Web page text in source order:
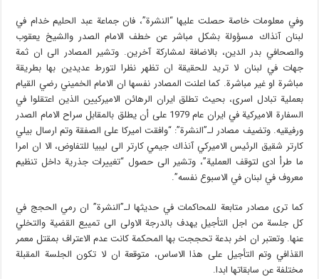
وفي معلومات خاصة حصلت عليها “النشرة”، فان جماعة عبد الحليم خدام في
لبنان آنذاك مسؤولة بشكل مباشر عن خطف الامام الصدر والشيخ يعقوب
والصحافي بدر الدين، بالاضافة لمشاركة آخرين. وتشير المصادر الى ان ثمة
جهات في لبنان لا تريد للحقيقة ان تظهر نظرا لتورط عديدين بها بطريقة
مباشرة او غير مباشرة. كما اعلنت المصادر نفسها ان الامام الخميني رضي القيام
بعملية تبادل اسرى، بحيث تطلق ايران الرهائن الاميركيين الذين اعتقلوا في
السفارة الاميركية في ايران عام 1979 على أن يطلق بالمقابل سراح الامام الصدر
ورفيقيه. وتضيف مصادر لـ”النشرة”: “وافقت اميركا على الصفقة وتم ارسال بيلي
كارتر شقيق الرئيس الاميركي آنذاك جيمي كارتر الى ليبيا للتفاوض، الا ان امرا
ما طرأ ادى لتوقف العملية”، وتشير الى حصول “تغييرات جذرية داخل تنظيم
معروف في لبنان في الاسبوع نفسه”.
كما ترى مصادر متابعة للمحاكمات في حديثها لـ”النشرة” ان رمي الحجج في
كل جلسة من اجل التأجيل يهدف بالدرجة الاولى الى تمييع القضية والتخلي
عنها. وتعتبر ان اخر بدعة تحججت بها المحكمة كانت عدم الاعتراف بمقتل معمر
القذافي وتم التأجيل على هذا الاساس، متوقعة ان لا تكون الجلسة المقبلة
مختلفة عن سابقاتها ابدا.